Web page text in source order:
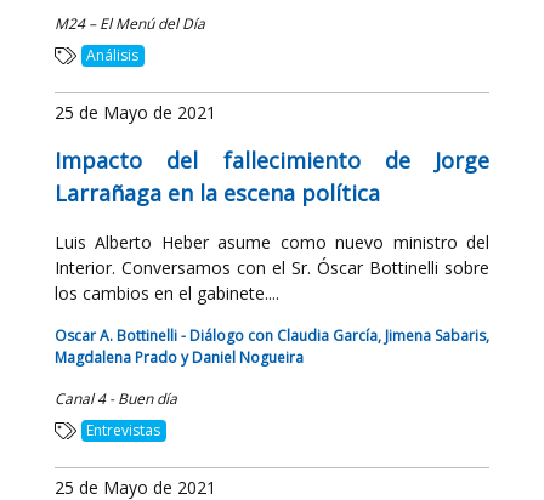
M24 – El Menú del Día
Análisis
25 de Mayo de 2021
Impacto del fallecimiento de Jorge
Larrañaga en la escena política
Luis Alberto Heber asume como nuevo ministro del
Interior. Conversamos con el Sr. Óscar Bottinelli sobre
los cambios en el gabinete....
Oscar A. Bottinelli - Diálogo con Claudia García, Jimena Sabaris,
Magdalena Prado y Daniel Nogueira
Canal 4 - Buen día
Entrevistas
25 de Mayo de 2021